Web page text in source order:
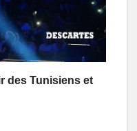
des Tunisiens et